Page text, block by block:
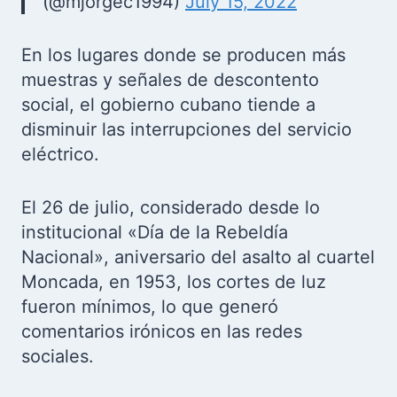
En los lugares donde se producen más
muestras y señales de descontento
social, el gobierno cubano tiende a
disminuir las interrupciones del servicio
eléctrico.
El 26 de julio, considerado desde lo
institucional «Día de la Rebeldía
Nacional», aniversario del asalto al cuartel
Moncada, en 1953, los cortes de luz
fueron mínimos, lo que generó
comentarios irónicos en las redes
sociales.